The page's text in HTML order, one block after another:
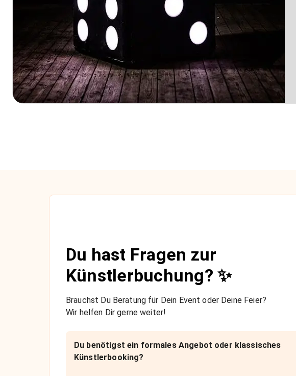
Du hast Fragen zur
Künstlerbuchung? ✨
Brauchst Du Beratung für Dein Event oder Deine Feier?
Wir helfen Dir gerne weiter!
Du benötigst ein formales Angebot oder klassisches
Künstlerbooking?